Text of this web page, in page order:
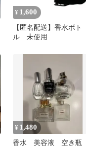
¥ 1,600
【匿名配送】香水ボト
ル 未使用
¥ 1,480
香水 美容液 空き瓶